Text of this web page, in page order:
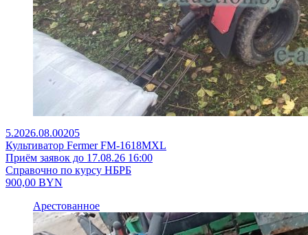
5.2026.08.00205
Культиватор Fermer FM-1618MXL
Приём заявок до 17.08.26 16:00
Справочно по курсу НБРБ
900,00 BYN
Арестованное